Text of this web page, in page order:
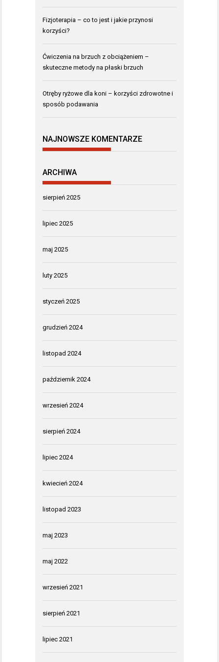
Fizjoterapia – co to jest i jakie przynosi
korzyści?
Ćwiczenia na brzuch z obciążeniem –
skuteczne metody na płaski brzuch
Otręby ryżowe dla koni – korzyści zdrowotne i
sposób podawania
NAJNOWSZE KOMENTARZE
ARCHIWA
sierpień 2025
lipiec 2025
maj 2025
luty 2025
styczeń 2025
grudzień 2024
listopad 2024
październik 2024
wrzesień 2024
sierpień 2024
lipiec 2024
kwiecień 2024
listopad 2023
maj 2023
maj 2022
wrzesień 2021
sierpień 2021
lipiec 2021